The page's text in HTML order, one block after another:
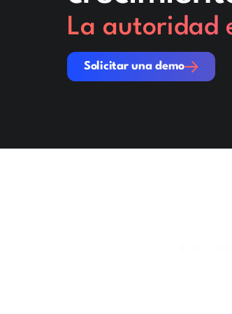
La autoridad
Solicitar una demo
Solicitar una demo